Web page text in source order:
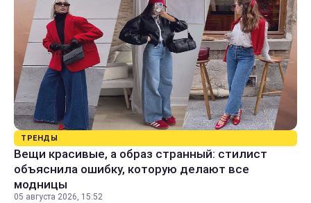
ТРЕНДЫ
Вещи красивые, а образ странный: стилист
объяснила ошибку, которую делают все
модницы
05 августа 2026, 15:52